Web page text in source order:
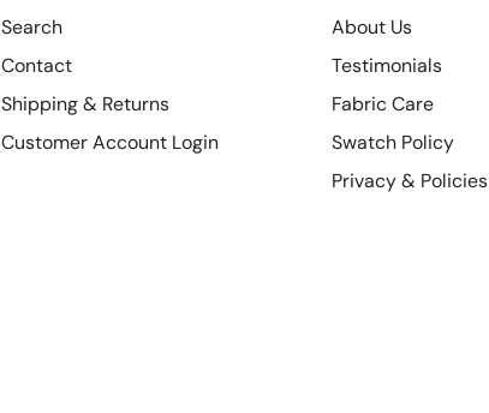
Search
Contact
Shipping & Returns
Customer Account Login
About Us
Testimonials
Fabric Care
Swatch Policy
Privacy & Policies